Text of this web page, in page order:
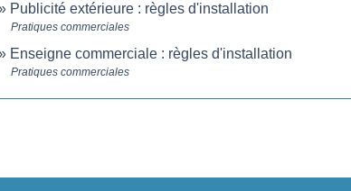
Publicité extérieure : règles d'installation
Pratiques commerciales
Enseigne commerciale : règles d'installation
Pratiques commerciales